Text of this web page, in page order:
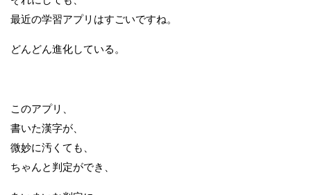
最近の学習アプリはすごいですね。
どんどん進化している。
このアプリ、
書いた漢字が、
微妙に汚くても、
ちゃんと判定ができ、